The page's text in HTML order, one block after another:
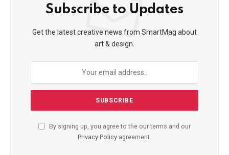
Subscribe to Updates
Get the latest creative news from SmartMag about
art & design.
By signing up, you agree to the our terms and our
Privacy Policy agreement.